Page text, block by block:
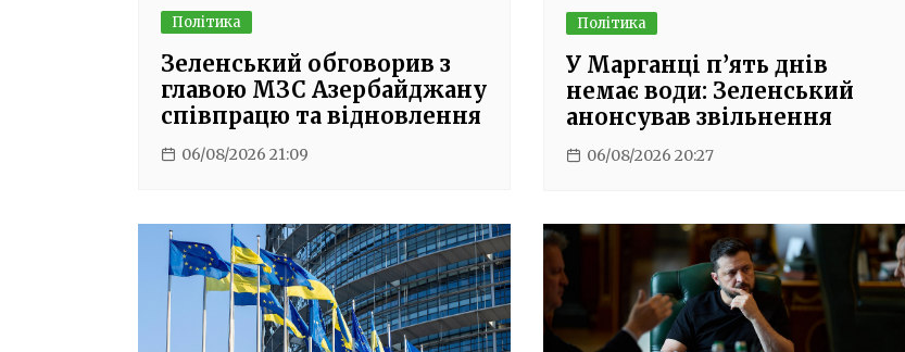
Політика
Зеленський обговорив з
главою МЗС Азербайджану
співпрацю та відновлення
06/08/2026 21:09
Політика
У Марганці п’ять днів
немає води: Зеленський
анонсував звільнення
06/08/2026 20:27